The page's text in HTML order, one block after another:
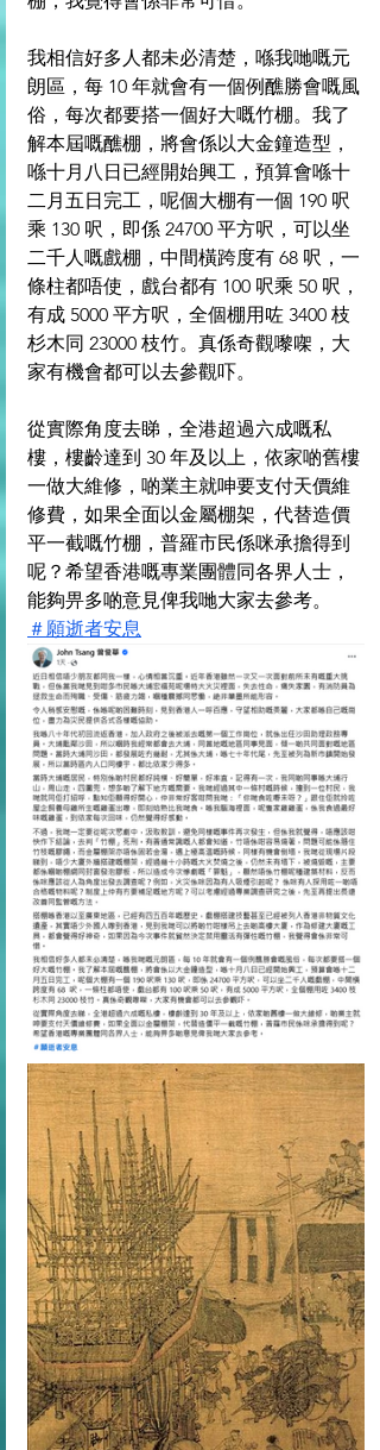
我相信好多人都未必清楚，喺我哋嘅元
朗區，每 10 年就會有一個例醮勝會嘅風
俗，每次都要搭一個好大嘅竹棚。我了
解本屆嘅醮棚，將會係以大金鐘造型，
喺十月八日已經開始興工，預算會喺十
二月五日完工，呢個大棚有一個 190 呎
乘 130 呎，即係 24700 平方呎，可以坐
二千人嘅戲棚，中間橫跨度有 68 呎，一
條柱都唔使，戲台都有 100 呎乘 50 呎，
有成 5000 平方呎，全個棚用咗 3400 枝
杉木同 23000 枝竹。真係奇觀嚟㗎，大
家有機會都可以去參觀吓。
從實際角度去睇，全港超過六成嘅私
樓，樓齡達到 30 年及以上，依家啲舊樓
一做大維修，啲業主就呻要支付天價維
修費，如果全面以金屬棚架，代替造價
平一截嘅竹棚，普羅市民係咪承擔得到
呢？希望香港嘅專業團體同各界人士，
能夠畀多啲意見俾我哋大家去參考。
＃願逝者安息